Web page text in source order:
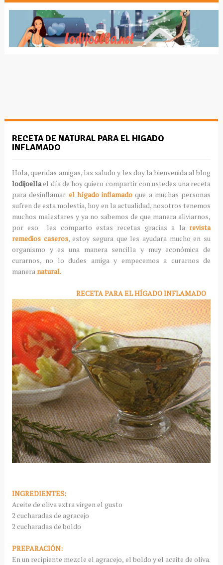
RECETA DE NATURAL PARA EL HIGADO
INFLAMADO
Hola, queridas amigas, las saludo y les doy la bienvenida al blog
lodijoellael día de hoy quiero compartir con ustedes una receta
para desinflamar el hígado inflamado que a muchas personas
sufren de esta molestia, hoy en la actualidad, nosotros tenemos
muchos malestares y ya no sabemos de que manera aliviarnos,
por eso les comparto estas recetas gracias a la revista
remedios caseros, estoy segura que les ayudara mucho en su
organismo y es una manera sencilla y muy económica de
curarnos, no lo dudes amiga y empecemos a curarnos de
manera natural.
RECETA PARA EL HÍGADO INFLAMADO
INGREDIENTES:
Aceite de oliva extra virgen el gusto
2 cucharadas de agracejo
2 cucharadas de boldo
PREPARACIÓN:
En un recipiente mezcle el agracejo, el boldo y el aceite de oliva.